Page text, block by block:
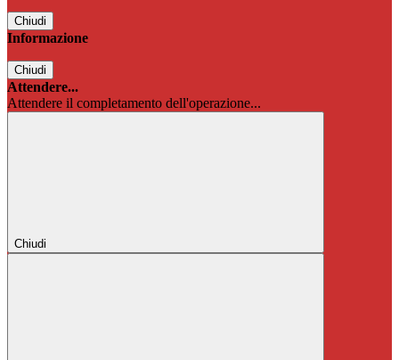
Chiudi
Informazione
Chiudi
Attendere...
Attendere il completamento dell'operazione...
Chiudi